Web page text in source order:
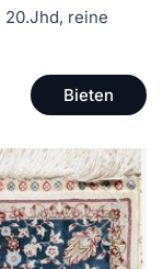
reine
Bieten